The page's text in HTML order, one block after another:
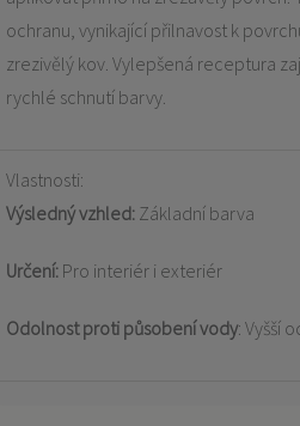
ochranu, vynikající přilnavost k
zrezivělý kov. Vylepšená receptura
rychlé schnutí barvy.
Vlastnosti:
Výsledný vzhled: Základní barva
Určení: Pro interiér i exteriér
Odolnost proti působení vody: Vyšší